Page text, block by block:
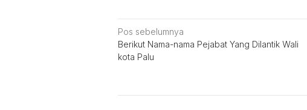
Navigasi
pos
Pos sebelumnya
Berikut Nama-nama Pejabat Yang Dilantik Wali
kota Palu